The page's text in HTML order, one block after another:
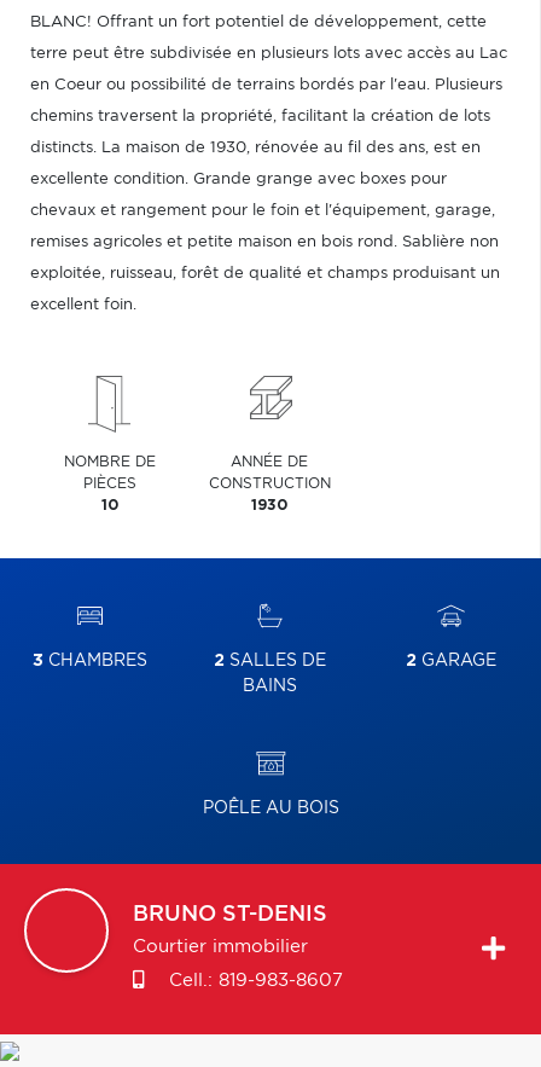
BLANC! Offrant un fort potentiel de développement, cette
terre peut être subdivisée en plusieurs lots avec accès au Lac
en Coeur ou possibilité de terrains bordés par l'eau. Plusieurs
chemins traversent la propriété, facilitant la création de lots
distincts. La maison de 1930, rénovée au fil des ans, est en
excellente condition. Grande grange avec boxes pour
chevaux et rangement pour le foin et l'équipement, garage,
remises agricoles et petite maison en bois rond. Sablière non
exploitée, ruisseau, forêt de qualité et champs produisant un
excellent foin.
NOMBRE DE
PIÈCES
10
ANNÉE DE
CONSTRUCTION
1930
3 CHAMBRES 2 SALLES DE
BAINS
2GARAGE
POÊLE AU BOIS
BRUNO ST-DENIS
Courtier immobilier
Cell.: 819-983-8607